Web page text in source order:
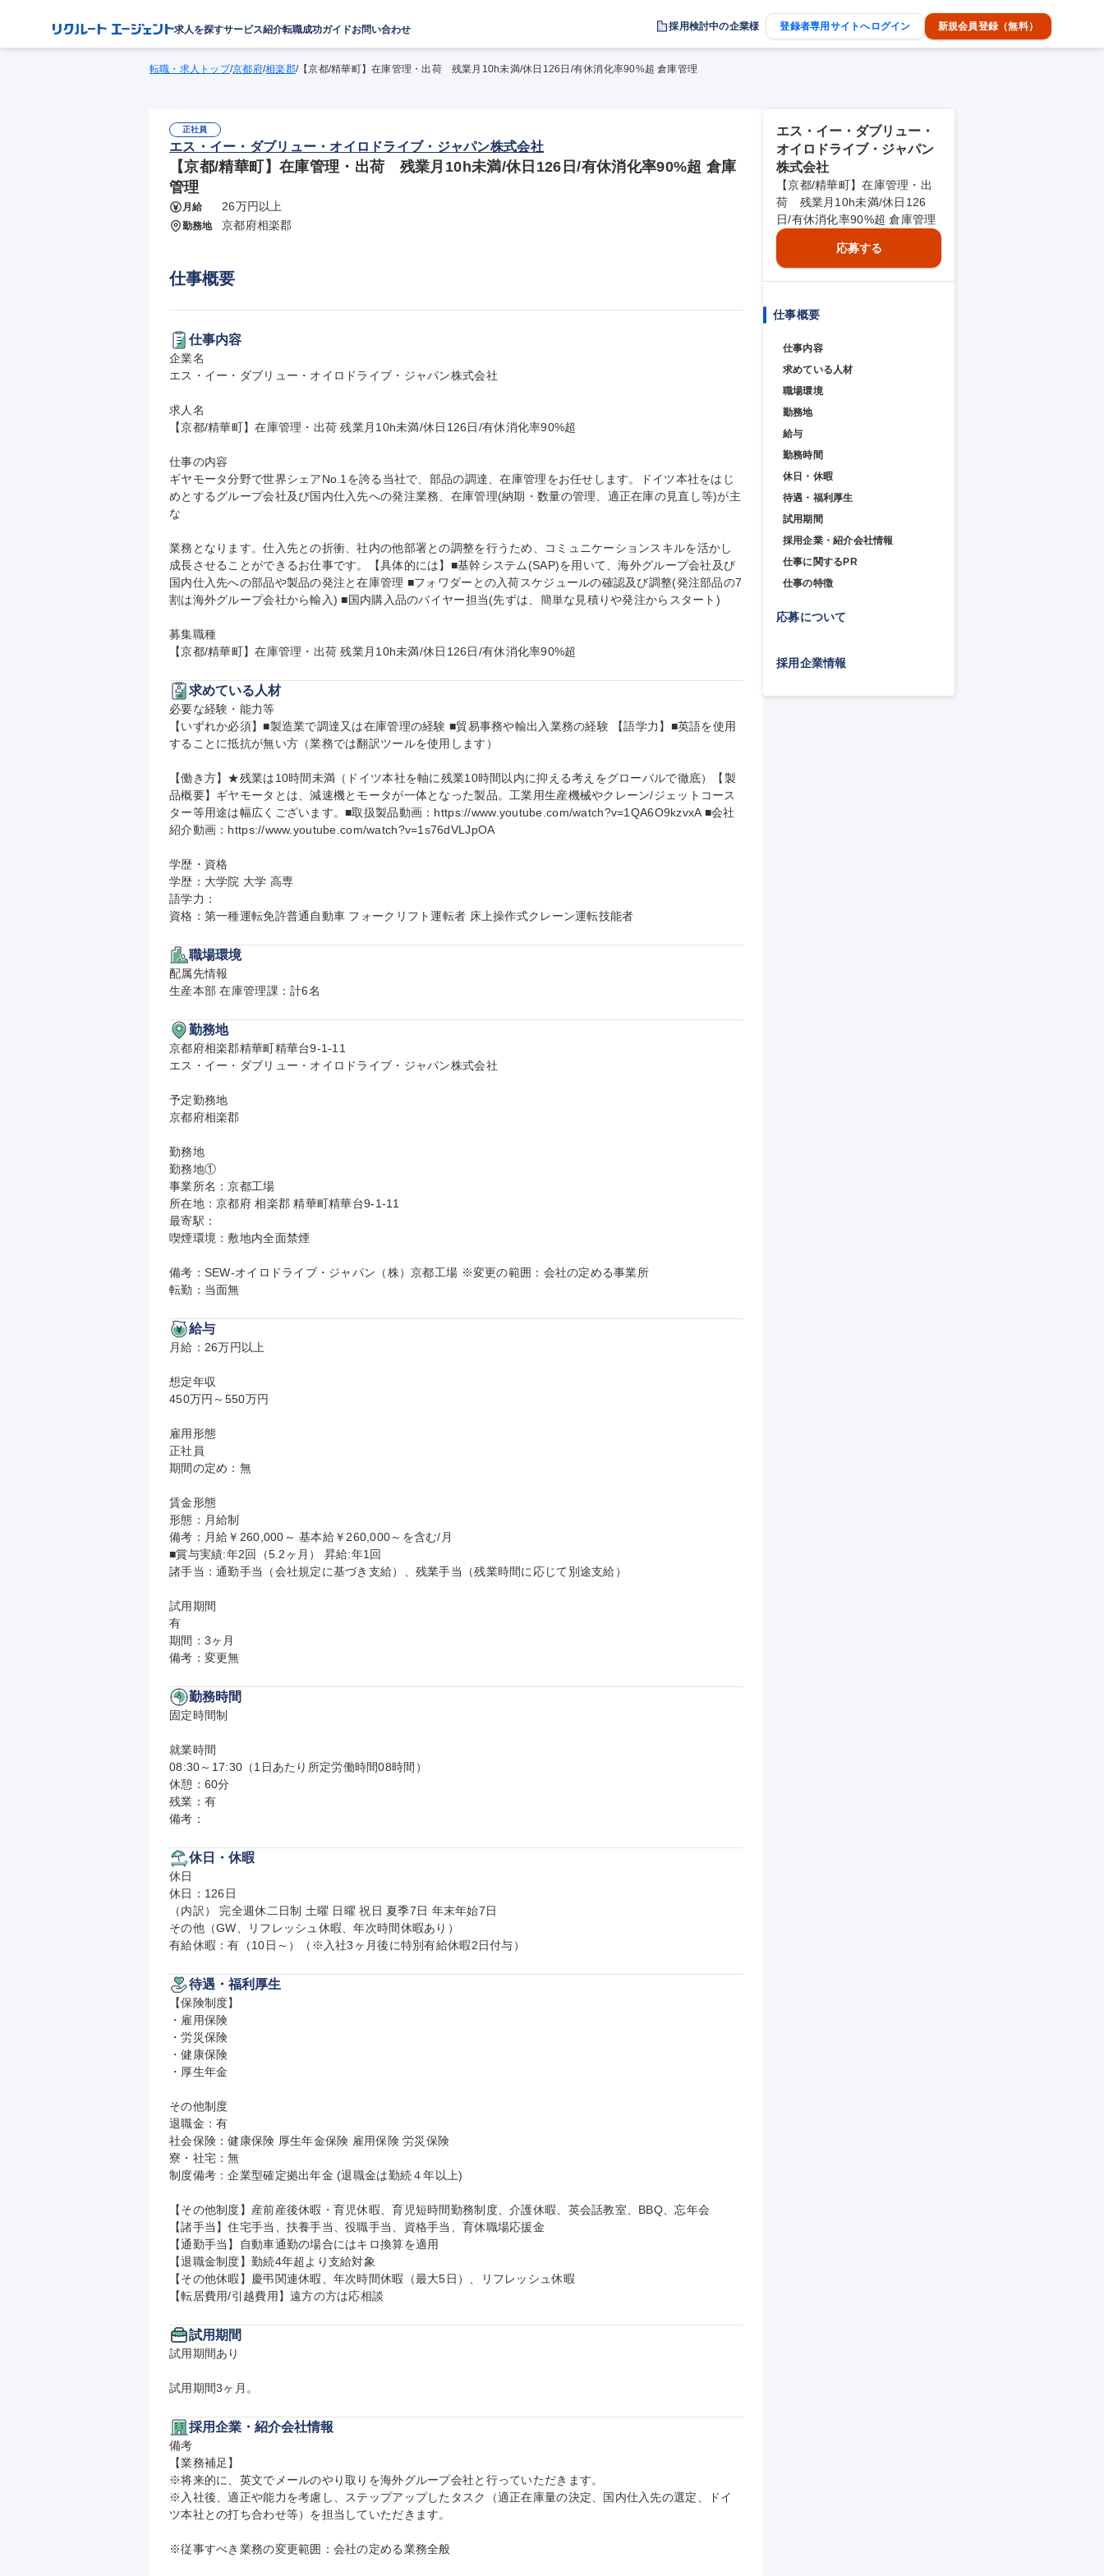
求人を探すサービス紹介転職成功ガイドお問い合わせ 採用検討中の企業様 登録者専用サイトへログイン 新規会員登録（無料）
転職・求人トップ/京都府/相楽郡/【京都/精華町】在庫管理・出荷 残業月10h未満/休日126日/有休消化率90%超 倉庫管理
正社員
エス・イー・ダブリュー・オイロドライブ・ジャパン株式会社
【京都/精華町】在庫管理・出荷 残業月10h未満/休日126日/有休消化率90%超 倉庫
管理
月給 26万円以上
勤務地 京都府相楽郡
仕事概要
仕事内容
企業名
エス・イー・ダブリュー・オイロドライブ・ジャパン株式会社
求人名
【京都/精華町】在庫管理・出荷 残業月10h未満/休日126日/有休消化率90%超
仕事の内容
ギヤモータ分野で世界シェアNo.1を誇る当社で、部品の調達、在庫管理をお任せします。ドイツ本社をはじ
めとするグループ会社及び国内仕入先への発注業務、在庫管理(納期・数量の管理、適正在庫の見直し等)が主
な
業務となります。仕入先との折衝、社内の他部署との調整を行うため、コミュニケーションスキルを活かし
成長させることができるお仕事です。【具体的には】■基幹システム(SAP)を用いて、海外グループ会社及び
国内仕入先への部品や製品の発注と在庫管理 ■フォワダーとの入荷スケジュールの確認及び調整(発注部品の7
割は海外グループ会社から輸入) ■国内購入品のバイヤー担当(先ずは、簡単な見積りや発注からスタート)
募集職種
【京都/精華町】在庫管理・出荷 残業月10h未満/休日126日/有休消化率90%超
求めている人材
必要な経験・能力等
【いずれか必須】■製造業で調達又は在庫管理の経験 ■貿易事務や輸出入業務の経験 【語学力】■英語を使用
することに抵抗が無い方（業務では翻訳ツールを使用します）
【働き方】★残業は10時間未満（ドイツ本社を軸に残業10時間以内に抑える考えをグローバルで徹底）【製
品概要】ギヤモータとは、減速機とモータが一体となった製品。工業用生産機械やクレーン/ジェットコース
ター等用途は幅広くございます。■取扱製品動画：https://www.youtube.com/watch?v=1QA6O9kzvxA ■会社
紹介動画：https://www.youtube.com/watch?v=1s76dVLJpOA
学歴・資格
学歴：大学院 大学 高専
語学力：
資格：第一種運転免許普通自動車 フォークリフト運転者 床上操作式クレーン運転技能者
職場環境
配属先情報
生産本部 在庫管理課：計6名
勤務地
京都府相楽郡精華町精華台9-1-11
エス・イー・ダブリュー・オイロドライブ・ジャパン株式会社
予定勤務地
京都府相楽郡
勤務地
勤務地①
事業所名：京都工場
所在地：京都府 相楽郡 精華町精華台9-1-11
最寄駅：
喫煙環境：敷地内全面禁煙
備考：SEW-オイロドライブ・ジャパン（株）京都工場 ※変更の範囲：会社の定める事業所
転勤：当面無
給与
月給：26万円以上
想定年収
450万円～550万円
雇用形態
正社員
期間の定め：無
賃金形態
形態：月給制
備考：月給￥260,000～ 基本給￥260,000～を含む/月
■賞与実績:年2回（5.2ヶ月） 昇給:年1回
諸手当：通勤手当（会社規定に基づき支給）、残業手当（残業時間に応じて別途支給）
試用期間
有
期間：3ヶ月
備考：変更無
勤務時間
固定時間制
就業時間
08:30～17:30（1日あたり所定労働時間08時間）
休憩：60分
残業：有
備考：
休日・休暇
休日
休日：126日
（内訳） 完全週休二日制 土曜 日曜 祝日 夏季7日 年末年始7日
その他（GW、リフレッシュ休暇、年次時間休暇あり）
有給休暇：有（10日～）（※入社3ヶ月後に特別有給休暇2日付与）
待遇・福利厚生
【保険制度】
・雇用保険
・労災保険
・健康保険
・厚生年金
その他制度
退職金：有
社会保険：健康保険 厚生年金保険 雇用保険 労災保険
寮・社宅：無
制度備考：企業型確定拠出年金 (退職金は勤続４年以上)
【その他制度】産前産後休暇・育児休暇、育児短時間勤務制度、介護休暇、英会話教室、BBQ、忘年会
【諸手当】住宅手当、扶養手当、役職手当、資格手当、育休職場応援金
【通勤手当】自動車通勤の場合にはキロ換算を適用
【退職金制度】勤続4年超より支給対象
【その他休暇】慶弔関連休暇、年次時間休暇（最大5日）、リフレッシュ休暇
【転居費用/引越費用】遠方の方は応相談
試用期間
試用期間あり
試用期間3ヶ月。
採用企業・紹介会社情報
備考
【業務補足】
※将来的に、英文でメールのやり取りを海外グループ会社と行っていただきます。
※入社後、適正や能力を考慮し、ステップアップしたタスク（適正在庫量の決定、国内仕入先の選定、ドイ
ツ本社との打ち合わせ等）を担当していただきます。
※従事すべき業務の変更範囲：会社の定める業務全般
エス・イー・ダブリュー・
オイロドライブ・ジャパン
株式会社
【京都/精華町】在庫管理・出
荷 残業月10h未満/休日126
日/有休消化率90%超 倉庫管理
応募する
仕事概要
仕事内容
求めている人材
職場環境
勤務地
給与
勤務時間
休日・休暇
待遇・福利厚生
試用期間
採用企業・紹介会社情報
仕事に関するPR
仕事の特徴
応募について
採用企業情報